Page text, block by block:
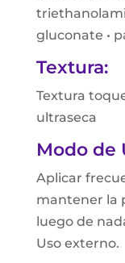
gluconate •
Textura:
Textura
ultraseca
Modo de
Aplicar
mantener la
luego de
Uso externo.